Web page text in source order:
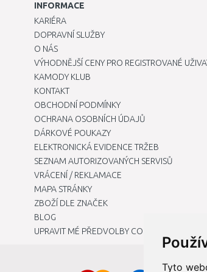
Tyto
INFORMACE
KARIÉRA
DOPRAVNÍ SLUŽBY
O NÁS
VÝHODNĚJŠÍ CENY PRO REGISTROVANÉ
KAMODY KLUB
KONTAKT
OBCHODNÍ PODMÍNKY
OCHRANA OSOBNÍCH ÚDAJŮ
DÁRKOVÉ POUKAZY
ELEKTRONICKÁ EVIDENCE TRŽEB
SEZNAM AUTORIZOVANÝCH SERVISŮ
VRÁCENÍ / REKLAMACE
MAPA STRÁNKY
ZBOŽÍ DLE ZNAČEK
BLOG
UPRAVIT MÉ PŘEDVOLBY COOKIES